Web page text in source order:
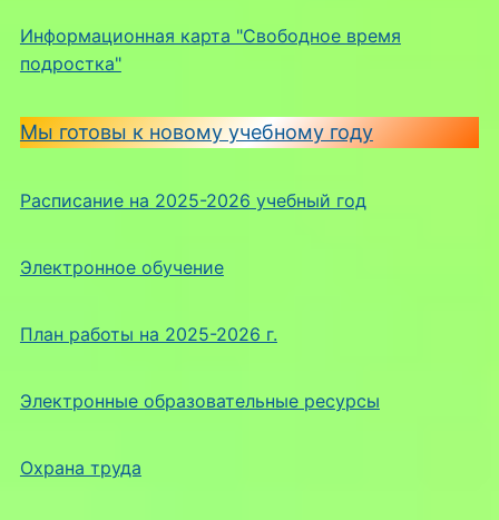
Информационная карта "Свободное время
подростка"
Мы готовы к новому учебному году
Расписание на 2025-2026 учебный год
Электронное обучение
План работы на 2025-2026 г.
Электронные образовательные ресурсы
Охрана труда